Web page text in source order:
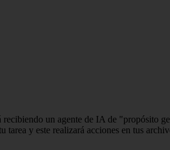
un agente de IA de "propósito
y este realizará acciones en tus